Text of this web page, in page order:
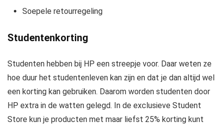
Soepele retourregeling
Studentenkorting
Studenten hebben bij HP een streepje voor. Daar weten ze
hoe duur het studentenleven kan zijn en dat je dan altijd wel
een korting kan gebruiken. Daarom worden studenten door
HP extra in de watten gelegd. In de exclusieve Student
Store kun je producten met maar liefst 25% korting kunt